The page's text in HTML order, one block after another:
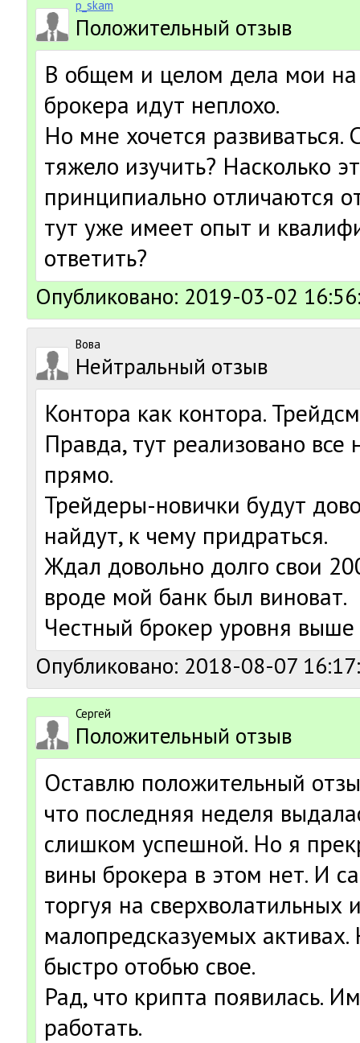
p_skam
Положительный отзыв
В общем и целом дела мои
брокера идут неплохо.
Но мне хочется развиваться.
тяжело изучить? Насколько
принципиально отличаются
тут уже имеет опыт и
ответить?
Опубликовано: 2019-03-02
Вова
Нейтральный отзыв
Контора как контора.
Правда, тут реализовано все
прямо.
Трейдеры-новички будут
найдут, к чему придраться.
Ждал довольно долго свои
вроде мой банк был виноват.
Честный брокер уровня выше
Опубликовано: 2018-08-07
Сергей
Положительный отзыв
Оставлю положительный
что последняя неделя
слишком успешной. Но я
вины брокера в этом нет. И
торгуя на сверхволатильных
малопредсказуемых активах.
быстро отобью свое.
Рад, что крипта появилась.
работать.